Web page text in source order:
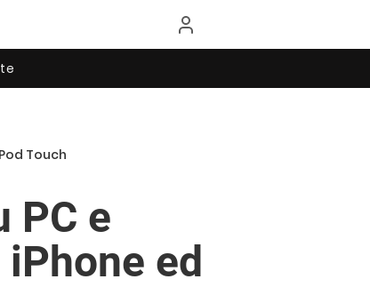
Touch
PC e
ed